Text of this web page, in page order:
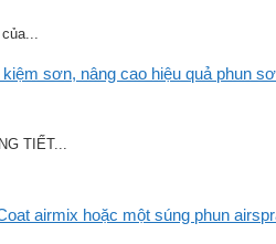
sơn, nâng cao hiệu quả phun
TIẾT...
airmix hoặc một súng phun